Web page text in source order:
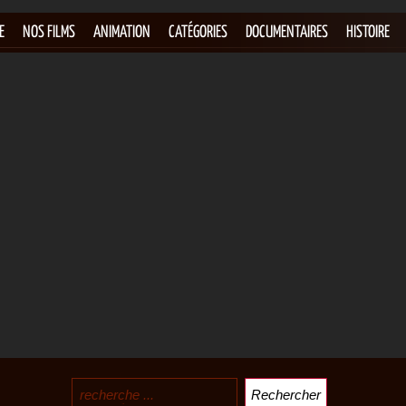
NOS FILMS ANIMATION CATÉGORIES DOCUMENTAIRES HISTOIRE